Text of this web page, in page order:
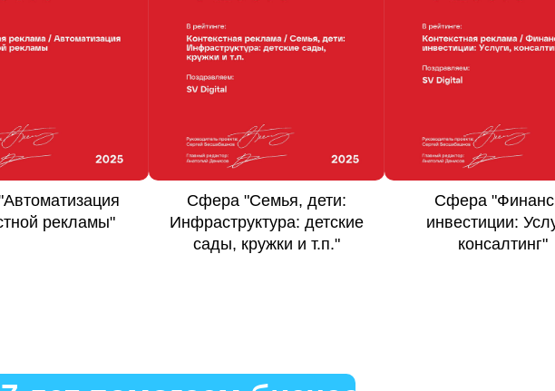
"Семья, дети:
детские
Сфера"Финансы,
инвестиции: Услуги,
консалтинг"
Сфера
ветеринария:
медикаментами